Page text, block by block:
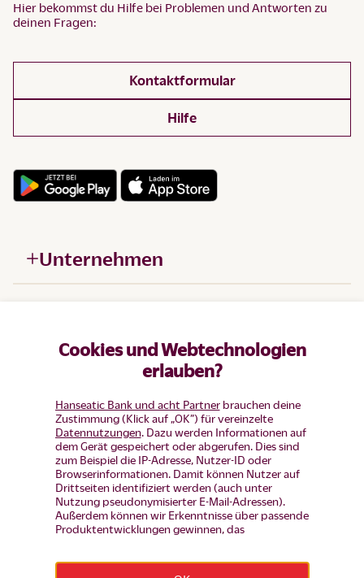
Cookies und Webtechnologien
erlauben?
Hanseatic Bank und acht Partnerbrauchen deine
Zustimmung (Klick auf „OK”) für vereinzelte
Datennutzungen. Dazu werden Informationen auf
dem Gerät gespeichert oder abgerufen. Dies sind
zum Beispiel die IP-Adresse, Nutzer-ID oder
Browserinformationen. Damit können Nutzer auf
Drittseiten identifiziert werden (auch unter
Nutzung pseudonymisierter E-Mail-Adressen).
Außerdem können wir Erkenntnisse über passende
Produktentwicklungen gewinnen, das
Hier bekommst du Hilfe bei Problemen und Antworten zu
deinen Fragen:
Kontaktformular
Hilfe
Unternehmen
Produkte